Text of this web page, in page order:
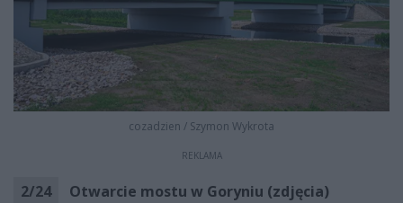
cozadzien / Szymon Wykrota
REKLAMA
2/24 Otwarcie mostu w Goryniu (zdjęcia)